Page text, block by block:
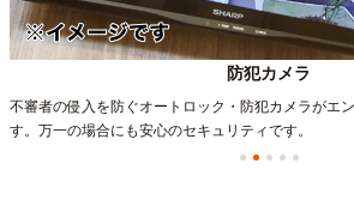
防犯カメラ
不審者の侵入を防ぐオートロック・防犯カメラがエ
す。万一の場合にも安心のセキュリティです。